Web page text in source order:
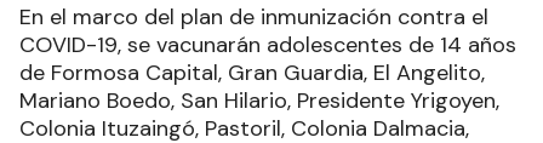
En el marco del plan de inmunización contra el
COVID-19, se vacunarán adolescentes de 14 años
de Formosa Capital, Gran Guardia, El Angelito,
Mariano Boedo, San Hilario, Presidente Yrigoyen,
Colonia Ituzaingó, Pastoril, Colonia Dalmacia,